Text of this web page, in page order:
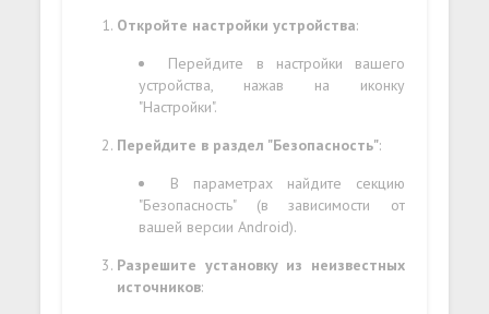
Откройте настройки устройства:
Перейдите в настройки вашего
устройства, нажав на иконку
"Настройки".
Перейдите в раздел "Безопасность":
В параметрах найдите секцию
"Безопасность" (в зависимости от
вашей версии Android).
Разрешите установку из неизвестных
источников: